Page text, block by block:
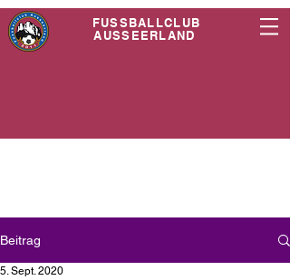
FUSSBALLCLUB
AUSSEERLAND
Beitrag
5. Sept. 2020